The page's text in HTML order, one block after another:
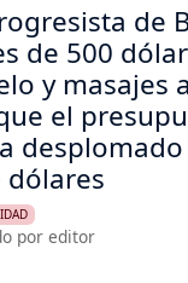
de
de 500
y masajes
el
por editor